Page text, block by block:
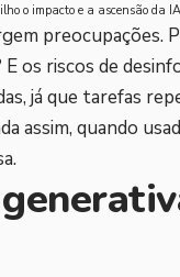
o impacto e a ascensão da
preocupações.
os riscos de
já que tarefas
assim, quando